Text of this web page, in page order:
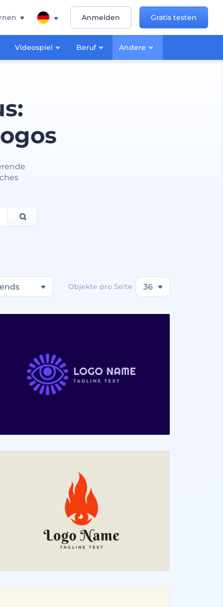
Videospiel Beruf Andere
Anmelden Gratis testen
Objekte pro Seite 36